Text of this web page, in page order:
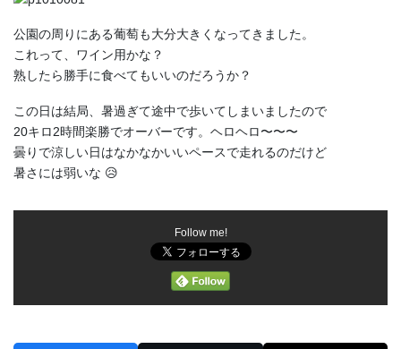
公園の周りにある葡萄も大分大きくなってきました。
これって、ワイン用かな？
熟したら勝手に食べてもいいのだろうか？
この日は結局、暑過ぎて途中で歩いてしまいましたので
20キロ2時間楽勝でオーバーです。ヘロヘロ〜〜〜
曇りで涼しい日はなかなかいいペースで走れるのだけど
暑さには弱いな 😥
Follow me!